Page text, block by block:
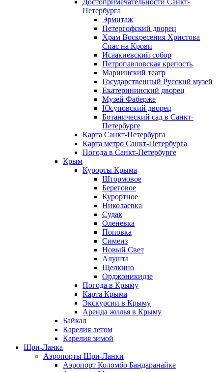
Достопримечательности Санкт-
Петербурга
Эрмитаж
Петергофский дворец
Храм Воскресения Христова
Спас на Крови
Исаакиевский собор
Петропавловская крепость
Мариинский театр
Государственный Русский музей
Екатерининский дворец
Музей Фаберже
Юсуповский дворец
Ботанический сад в Санкт-
Петербурге
Карта Санкт-Петербурга
Карта метро Санкт-Петербурга
Погода в Санкт-Петербурге
Крым
Курорты Крыма
Штормовое
Береговое
Курортное
Николаевка
Судак
Оленевка
Поповка
Симеиз
Новый Свет
Алушта
Щелкино
Орджоникидзе
Погода в Крыму
Карта Крыма
Экскурсии в Крыму
Аренда жилья в Крыму
Байкал
Карелия летом
Карелия зимой
Шри-Ланка
Аэропорты Шри-Ланки
Аэропорт Коломбо Бандаранайке